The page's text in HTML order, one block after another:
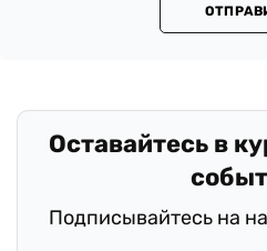
Оставайтесь в
Подписывайтесь на